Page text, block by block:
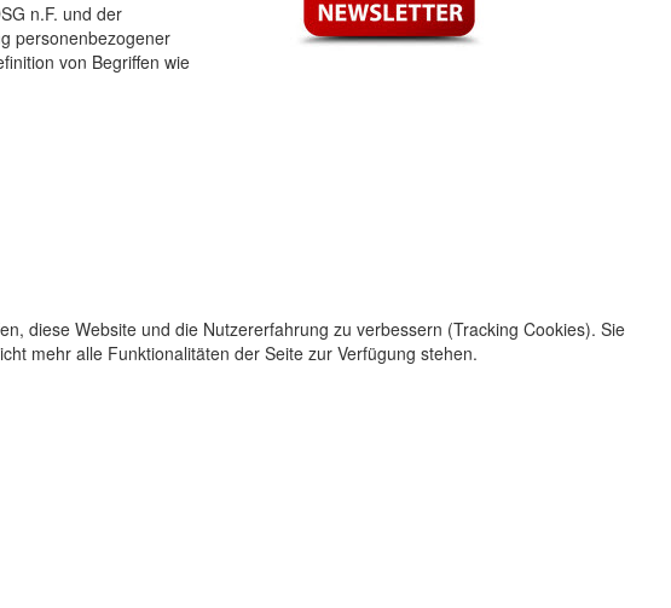
n.F. und der
personenbezogener
von Begriffen wie
diese Website und die Nutzererfahrung zu verbessern (Tracking Cookies). Sie
mehr alle Funktionalitäten der Seite zur Verfügung stehen.